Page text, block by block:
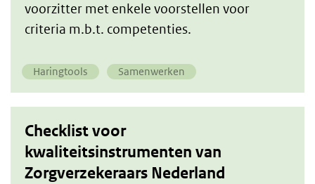
voorzitter met enkele voorstellen voor
criteria m.b.t. competenties.
Haringtools Samenwerken
Checklist voor
kwaliteitsinstrumenten van
Zorgverzekeraars Nederland